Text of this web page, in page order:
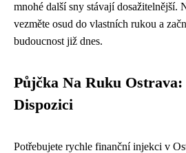
mnohé další sny stávají dosažitelnější.
vezměte osud do vlastních rukou a
budoucnost již dnes.
Půjčka Na Ruku
Dispozici
Potřebujete rychle finanční injekci v